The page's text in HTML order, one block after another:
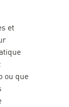
et
ou que